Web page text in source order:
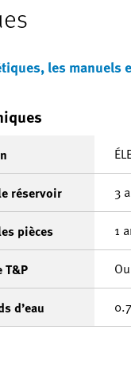
les manuels
réservoir 3
pièces 1
T&P
d’eau